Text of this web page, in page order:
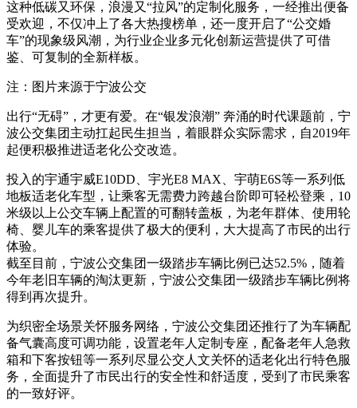
这种低碳又环保，浪漫又“拉风”的定制化服务，一经推出便备
受欢迎，不仅冲上了各大热搜榜单，还一度开启了“公交婚
车”的现象级风潮，为行业企业多元化创新运营提供了可借
鉴、可复制的全新样板。
注：图片来源于宁波公交
出行“无碍”，才更有爱。在“银发浪潮” 奔涌的时代课题前，宁
波公交集团主动扛起民生担当，着眼群众实际需求，自2019年
起便积极推进适老化公交改造。
投入的宇通宇威E10DD、宇光E8 MAX、宇萌E6S等一系列低
地板适老化车型，让乘客无需费力跨越台阶即可轻松登乘，10
米级以上公交车辆上配置的可翻转盖板，为老年群体、使用轮
椅、婴儿车的乘客提供了极大的便利，大大提高了市民的出行
体验。
截至目前，宁波公交集团一级踏步车辆比例已达52.5%，随着
今年老旧车辆的淘汰更新，宁波公交集团一级踏步车辆比例将
得到再次提升。
为织密全场景关怀服务网络，宁波公交集团还推行了为车辆配
备气囊高度可调功能，设置老年人定制专座，配备老年人急救
箱和下客按钮等一系列尽显公交人文关怀的适老化出行特色服
务，全面提升了市民出行的安全性和舒适度，受到了市民乘客
的一致好评。